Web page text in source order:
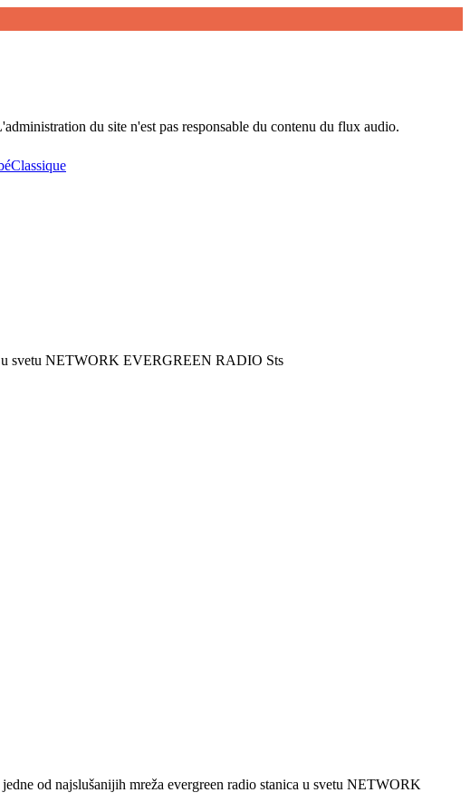
Classique
du site n'est pas responsable du contenu du flux audio.
u svetu NETWORK EVERGREEN RADIO Sts
od najslušanijih mreža evergreen radio stanica u svetu NETWORK